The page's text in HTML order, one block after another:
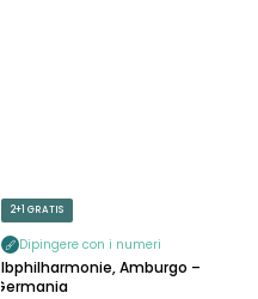
2+1 GRATIS
Dipingere con i numeri
Elbphilharmonie, Amburgo –
Germania